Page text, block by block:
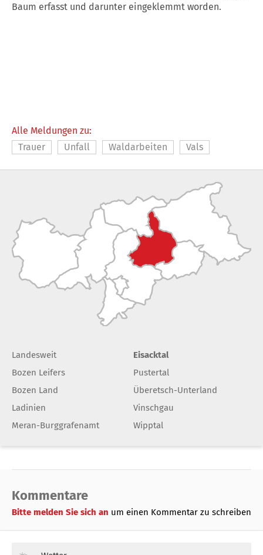
Baum erfasst und darunter eingeklemmt worden.
Alle Meldungen zu:
Trauer
Unfall Waldarbeiten Vals
Landesweit
Bozen Leifers
Bozen Land
Ladinien
Meran-Burggrafenamt
Eisacktal
Pustertal
Überetsch-Unterland
Vinschgau
Wipptal
Kommentare
Bitte melden Sie sich an um einen Kommentar zu schreiben